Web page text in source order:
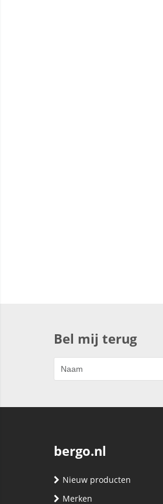
Bel mij terug
bergo.nl
Nieuw producten
Merken